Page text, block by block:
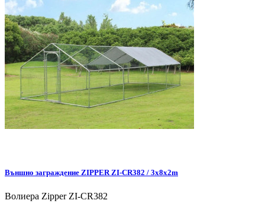
Външно заграждение ZIPPER ZI-CR382 / 3x8x2m
Волиера Zipper ZI-CR382